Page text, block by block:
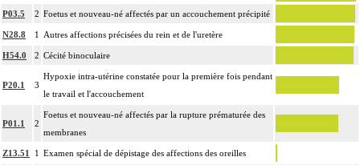
P03.5 2 Foetus et nouveau-né affectés par un accouchement précipité
N28.8 1 Autres affections précisées du rein et de l'uretère
H54.0 2 Cécité binoculaire
P20.1 3
Hypoxie intra-utérine constatée pour la première fois pendant
le travail et l'accouchement
P01.1 2
Foetus et nouveau-né affectés par la rupture prématurée des
membranes
Z13.51 1 Examen spécial de dépistage des affections des oreilles